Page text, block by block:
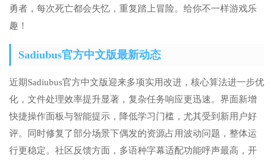
勇者，每次死亡都会失忆，重复踏上冒险。给你不一样游戏乐
趣！
Sadiubus官方中文版最新动态
近期Sadiubus官方中文版迎来多项实用改进，核心算法进一步优
化，文件处理效率提升显著，复杂任务响应更迅速。界面新增
快捷操作面板与智能提示，降低学习门槛，尤其受到新用户好
评。同时修复了部分场景下偶发的资源占用波动问题，整体运
行更稳定。社区反馈方面，多语种字幕适配功能呼声最高，开